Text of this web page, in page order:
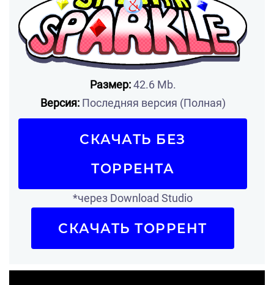
Размер:42.6 Mb.
Версия:Последняя версия (Полная)
СКАЧАТЬ БЕЗ
ТОРРЕНТА
*через Download Studio
СКАЧАТЬ ТОРРЕНТ